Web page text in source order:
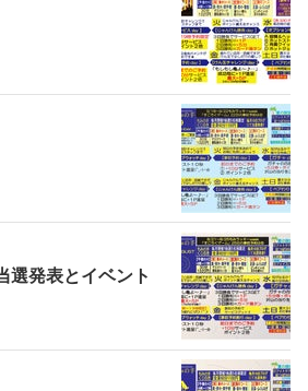
選発表とイベント